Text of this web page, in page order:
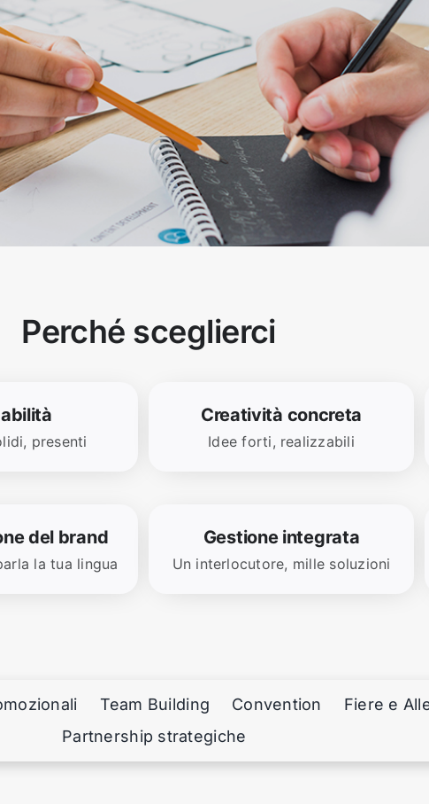
Perché sceglierci
presenti
Creatività concreta
Idee forti, realizzabili
del brand
la tua lingua
Gestione integrata
Un interlocutore, mille soluzioni
Team Building Convention Fiere e
Partnership strategiche